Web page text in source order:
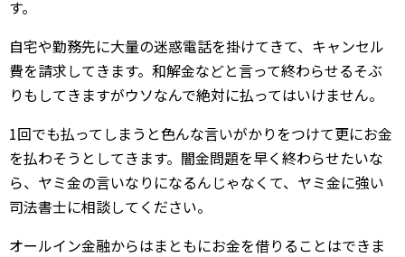
す。
自宅や勤務先に大量の迷惑電話を掛けてきて、キャンセル
費を請求してきます。和解金などと言って終わらせるそぶ
りもしてきますがウソなんで絶対に払ってはいけません。
1回でも払ってしまうと色んな言いがかりをつけて更にお金
を払わそうとしてきます。闇金問題を早く終わらせたいな
ら、ヤミ金の言いなりになるんじゃなくて、ヤミ金に強い
司法書士に相談してください。
オールイン金融からはまともにお金を借りることはできま